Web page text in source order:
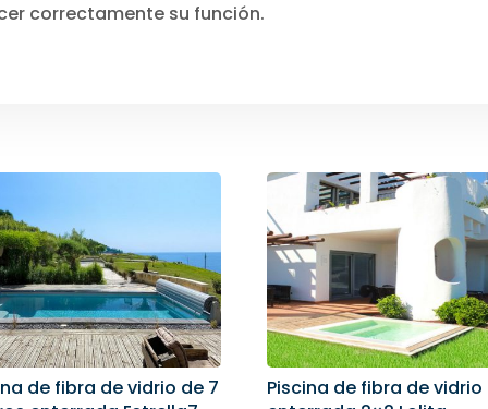
correctamente su función.
de fibra de vidrio de 7
Piscina de fibra de vidrio